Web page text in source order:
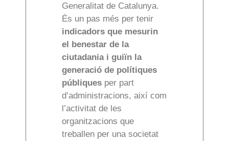
Generalitat de Catalunya.
És un pas més per tenir
indicadors que mesurin
el benestar de la
ciutadania i guiïn la
generació de polítiques
públiques per part
d’administracions, així com
l’activitat de les
organitzacions que
treballen per una societat